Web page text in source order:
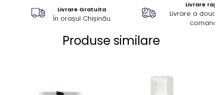
Livrare Gratuita
În orașul Chișinău
Livrare
Livrare a doua
comandă
Produse similare